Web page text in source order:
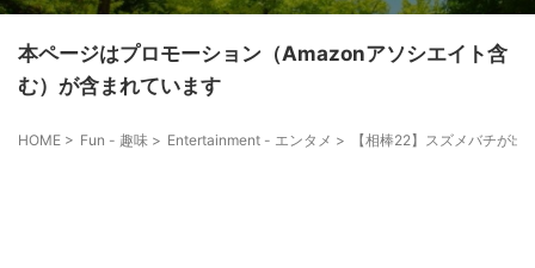
本ページはプロモーション（Amazonアソシエイト含
む）が含まれています
HOME > Fun - 趣味 > Entertainment - エンタメ > 【相棒22】スズメバチが